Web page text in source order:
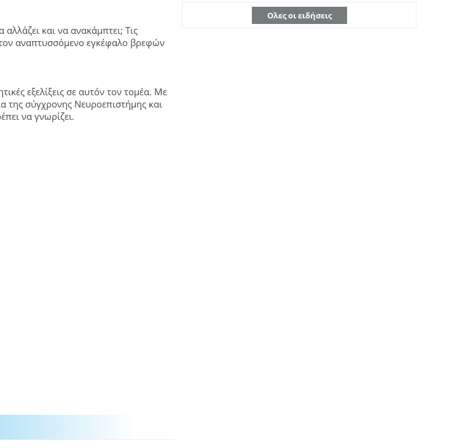
και να ανακάμπτει; Τις
αναπτυσσόμενο εγκέφαλο βρεφών
εξελίξεις σε αυτόν τον τομέα. Με
της σύγχρονης Νευροεπιστήμης και
να γνωρίζει.
Ολες οι ειδήσεις